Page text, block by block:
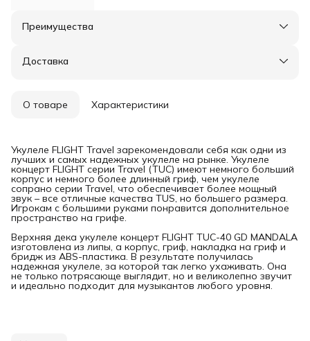
Преимущества
Оплата частями в Сплит
Удобный возврат
Доставка
О товаре Характеристики
Укулеле FLIGHT Travel зарекомендовали себя как одни из
лучших и самых надежных укулеле на рынке. Укулеле
концерт FLIGHT серии Travel (TUC) имеют немного больший
корпус и немного более длинный гриф, чем укулеле
сопрано серии Travel, что обеспечивает более мощный
звук – все отличные качества TUS, но большего размера.
Игрокам с большими руками понравится дополнительное
пространство на грифе.
Верхняя дека укулеле концерт FLIGHT TUC-40 GD MANDALA
изготовлена из липы, а корпус, гриф, накладка на гриф и
бридж из ABS-пластика. В результате получилась
надежная укулеле, за которой так легко ухаживать. Она
не только потрясающе выглядит, но и великолепно звучит
и идеально подходит для музыкантов любого уровня.